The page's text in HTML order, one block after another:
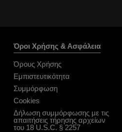
Όροι Χρήσης & Ασφάλεια
Όρους Χρήσης
Εμπιστευτικότητα
Συμμόρφωση
Cookies
Δήλωση συμμόρφωσης με τις
απαιτήσεις τήρησης αρχείων
του 18 U.S.C. § 2257